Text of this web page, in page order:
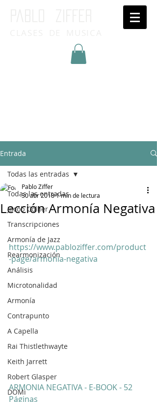
Entrada
Todas las entradas
Jacob Collier
Transcripciones
Armonía de Jazz
Rearmonización
Análisis
Microtonalidad
Armonía
Contrapunto
A Capella
Rai Thistlethwayte
Keith Jarrett
Robert Glasper
DOMi
Todas las entradas
Lección Armonía Negativa
Pablo Ziffer
30 abr 20181 min de lectura
https://www.pabloziffer.com/product
-page/armonia-negativa
ARMONIA NEGATIVA - E-BOOK - 52
Páginas